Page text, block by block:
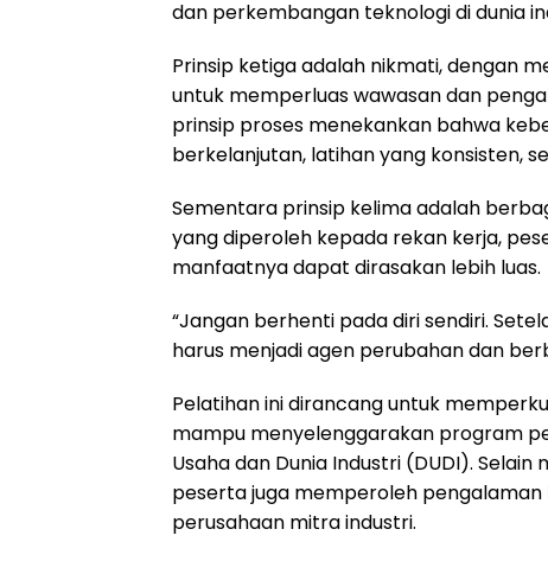
dan perkembangan teknologi di dunia
Prinsip ketiga adalah nikmati, dengan
untuk memperluas wawasan dan
prinsip proses menekankan bahwa
berkelanjutan, latihan yang konsisten,
Sementara prinsip kelima adalah
yang diperoleh kepada rekan kerja,
manfaatnya dapat dirasakan lebih luas.
“Jangan berhenti pada diri sendiri.
harus menjadi agen perubahan dan
Pelatihan ini dirancang untuk
mampu menyelenggarakan program
Usaha dan Dunia Industri (DUDI).
peserta juga memperoleh
perusahaan mitra industri.